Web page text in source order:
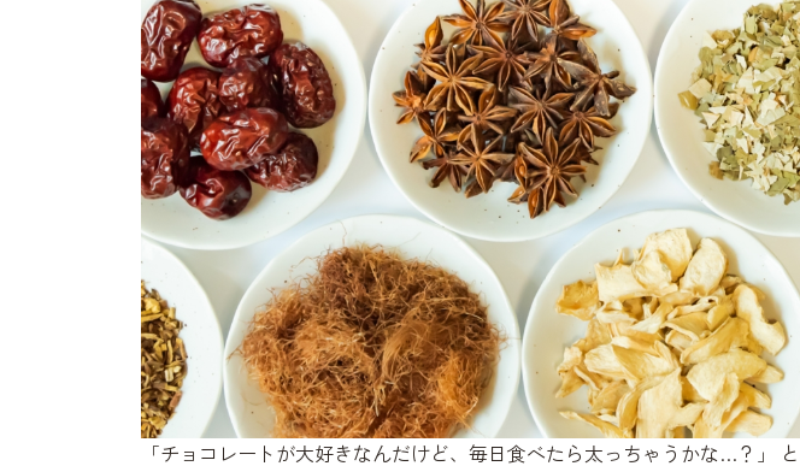
「チョコレートが大好きなんだけど、毎日食べたら太っちゃうかな…？」